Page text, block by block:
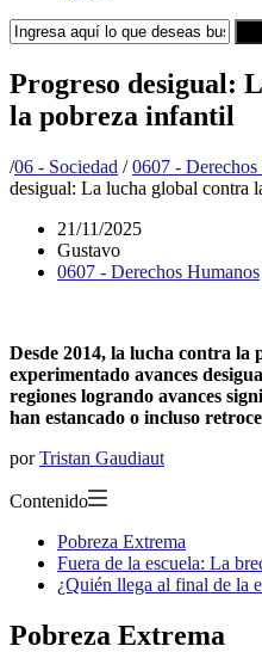
Progreso desigual:
la pobreza infantil
/06 - Sociedad / 0607 -
desigual: La lucha global contra
21/11/2025
Gustavo
0607 - Derechos Humanos
Desde 2014, la lucha contra la
experimentado avances
regiones logrando avances
han estancado o incluso
porTristan Gaudiaut
Contenido
Pobreza Extrema
Fuera de la escuela: La
¿Quién llega al final de la
Pobreza Extrema